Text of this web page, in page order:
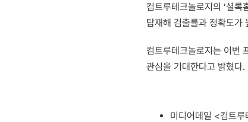
컴트루테크놀로지의 ‘셜
탑재해 검출률과 정확도가
컴트루테크놀로지는 이번
관심을 기대한다고 밝혔다.
미디어데일 <컴트